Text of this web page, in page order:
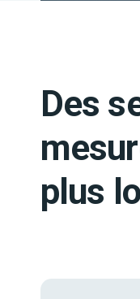
Des
plus